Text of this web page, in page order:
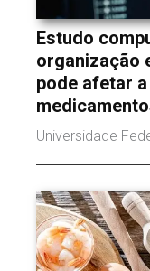
Estudo
organização
pode afetar
Universidade